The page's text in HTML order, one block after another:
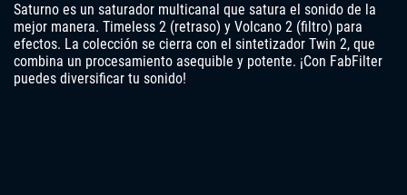
Saturno es un saturador multicanal que satura el sonido de la
mejor manera. Timeless 2 (retraso) y Volcano 2 (filtro) para
efectos. La colección se cierra con el sintetizador Twin 2, que
combina un procesamiento asequible y potente. ¡Con FabFilter
puedes diversificar tu sonido!